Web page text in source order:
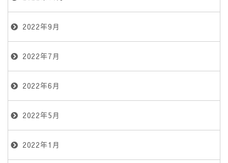
2022年9月
2022年7月
2022年6月
2022年5月
2022年1月